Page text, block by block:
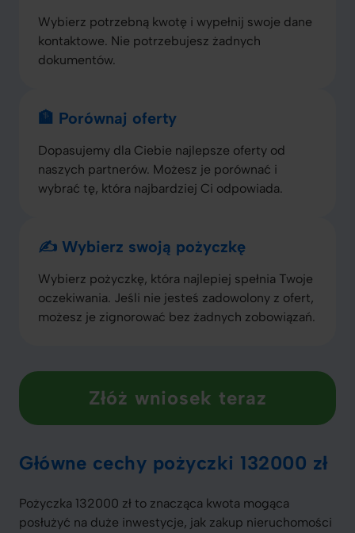
Wybierz potrzebną kwotę i wypełnij swoje dane
kontaktowe. Nie potrzebujesz żadnych
dokumentów.
🏦 Porównaj oferty
Dopasujemy dla Ciebie najlepsze oferty od
naszych partnerów. Możesz je porównać i
wybrać tę, która najbardziej Ci odpowiada.
✍️ Wybierz swoją pożyczkę
Wybierz pożyczkę, która najlepiej spełnia Twoje
oczekiwania. Jeśli nie jesteś zadowolony z ofert,
możesz je zignorować bez żadnych zobowiązań.
Złóż wniosek teraz
Główne cechy pożyczki 132000 zł
Pożyczka 132000 zł to znacząca kwota mogąca
posłużyć na duże inwestycje, jak zakup nieruchomości